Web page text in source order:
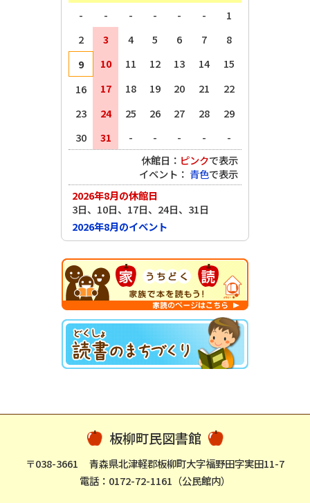
-
- - - - -
1
2
3 4 5 6 7
8
9
10 11 12 13 14
15
16
17 18 19 20 21
22
23
24 25 26 27 28
29
30
31 - - - -
-
休館日： ピンクで表示
イベント： 青色で表示
2026年8月の休館日
3日、10日、17日、24日、31日
2026年8月のイベント
板柳町民図書館
〒038-3661
青森県北津軽郡板柳町大字福野田字実田11-7
電話：0172-72-1161（公民館内）